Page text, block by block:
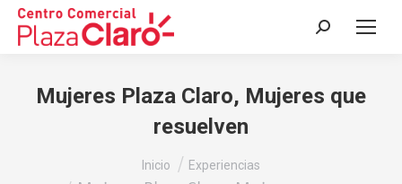
Buscar:
Mujeres Plaza Claro, Mujeres que
resuelven
Inicio Experiencias